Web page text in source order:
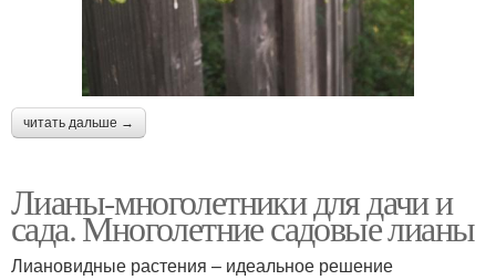
читать дальше →
Лианы-многолетники для дачи и
сада. Многолетние садовые лианы
Лиановидные растения – идеальное решение